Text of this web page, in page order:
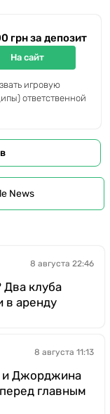
грн за депозит
На сайт
игровую
ответственной
News
8 августа 22:46
Два клуба
в аренду
8 августа 11:13
и Джорджина
главным